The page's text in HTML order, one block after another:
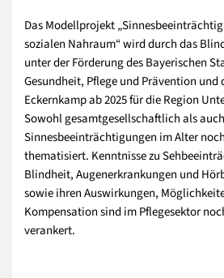
Das Modellprojekt
sozialen Nahraum“ wird durch das
unter der Förderung des Bayerischen
Gesundheit, Pflege und Prävention und
Eckernkamp ab 2025 für die Region
Sowohl gesamtgesellschaftlich als
Sinnesbeeinträchtigungen im Alter
thematisiert. Kenntnisse zu
Blindheit, Augenerkrankungen und
sowie ihren Auswirkungen,
Kompensation sind im Pflegesektor
verankert.